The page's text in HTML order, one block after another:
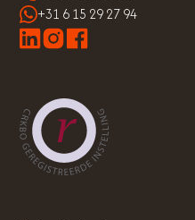
+31 6 15 29 27 94